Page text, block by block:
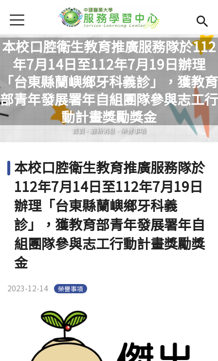
首頁
學務處首頁(link is external)
Open
服學資訊
Open
最新消息
Open submenu (相關連結)
相關連結
Open submenu (活動集錦)
活動集錦
Open submenu (服務智庫)
服務智庫
Open
服學專刊
Jump to Navigation
Jump to Main content
本校口腔衛生教育推廣服務隊於112
年7月14日至112年7月19日辦理
「台東縣蘭嶼鄉牙科義診」，獲教育
部青年發展署年自組團隊參與志工行
動計畫獎勵獎金
您在這裡
首頁 - 最新消息 - 榮譽事項
本校口腔衛生教育推廣服務隊於
112年7月14日至112年7月19日
辦理「台東縣蘭嶼鄉牙科義
診」，獲教育部青年發展署年自
組團隊參與志工行動計畫獎勵獎
金
2023-12-14 榮譽事項